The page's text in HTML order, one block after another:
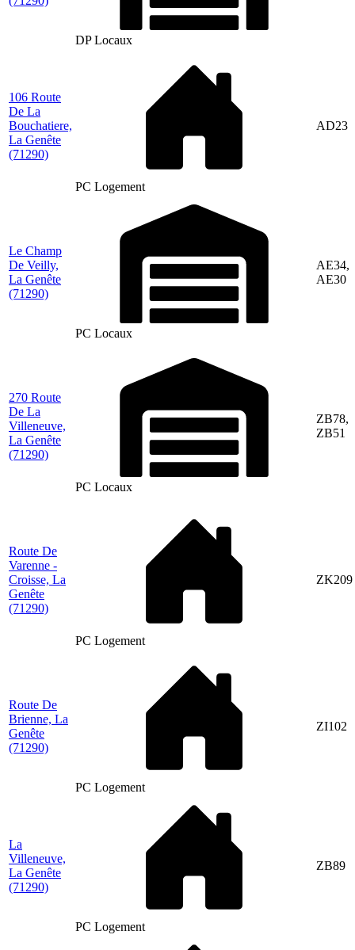
DP Locaux
106 Route
De La
Bouchatiere,
La Genête
(71290)
PC Logement
AD23
Le Champ
De Veilly,
La Genête
(71290)
PC Locaux
AE34,
AE30
270 Route
De La
Villeneuve,
La Genête
(71290)
PC Locaux
ZB78,
ZB51
Route De
Varenne -
Croisse, La
Genête
(71290)
PC Logement
ZK209
Route De
Brienne, La
Genête
(71290)
PC Logement
ZI102
La
Villeneuve,
La Genête
(71290)
PC Logement
ZB89